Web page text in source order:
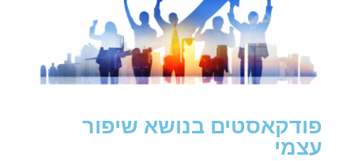
פודקאסטים בנושא שיפור
עצמי